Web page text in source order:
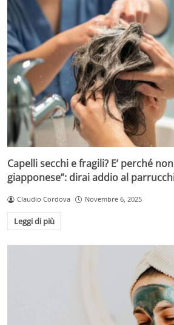
Capelli secchi e fragili? E’ perché
giapponese”: dirai addio al
Claudio Cordova Novembre 6, 2025
Leggi di più